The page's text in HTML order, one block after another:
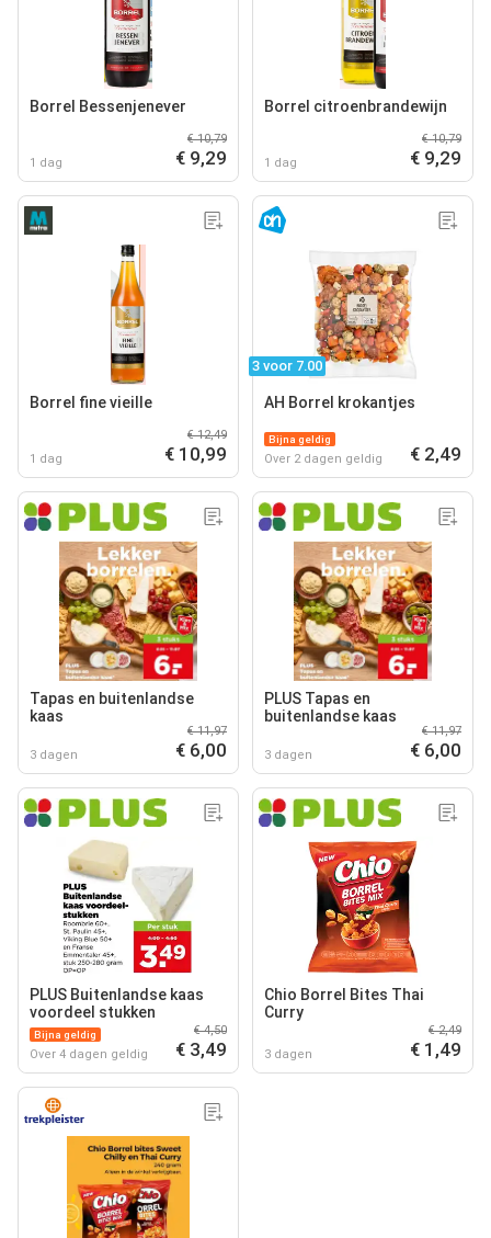
Borrel Bessenjenever
1 dag
€ 10,79
€ 9,29
Borrel citroenbrandewijn
1 dag
€ 10,79
€ 9,29
Borrel fine vieille
1 dag
€ 12,49
€ 10,99
3 voor 7.00
AH Borrel krokantjes
Bijna geldig
Over 2 dagen geldig € 2,49
Tapas en buitenlandse
kaas
3 dagen
€ 11,97
€ 6,00
PLUS Tapas en
buitenlandse kaas
3 dagen
€ 11,97
€ 6,00
PLUS Buitenlandse kaas
voordeel stukken
Bijna geldig
Over 4 dagen geldig
€ 4,50
€ 3,49
Chio Borrel Bites Thai
Curry
3 dagen
€ 2,49
€ 1,49